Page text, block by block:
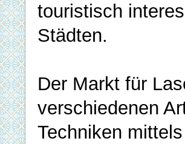
touristisch
Städten.
Der Markt für
verschiedenen
Techniken